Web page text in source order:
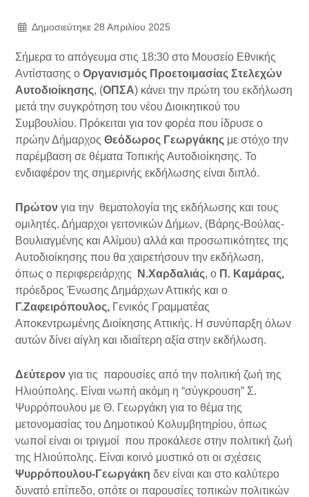
Δημοσιεύτηκε28 Απριλίου 2025
Σήμερα το απόγευμα στις 18:30 στο Μουσείο Εθνικής
Αντίστασης ο Οργανισμός Προετοιμασίας Στελεχών
Αυτοδιοίκησης, (ΟΠΣΑ) κάνει την πρώτη του εκδήλωση
μετά την συγκρότηση του νέου Διοικητικού του
Συμβουλίου. Πρόκειται για τον φορέα που ίδρυσε ο
πρώην Δήμαρχος Θεόδωρος Γεωργάκης με στόχο την
παρέμβαση σε θέματα Τοπικής Αυτοδιοίκησης. Το
ενδιαφέρον της σημερινής εκδήλωσης είναι διπλό.
Πρώτον για την θεματολογία της εκδήλωσης και τους
ομιλητές. Δήμαρχοι γειτονικών Δήμων, (Βάρης-Βούλας-
Βουλιαγμένης και Αλίμου) αλλά και προσωπικότητες της
Αυτοδιοίκησης που θα χαιρετήσουν την εκδήλωση,
όπως ο περιφερειάρχης
Ν.Χαρδαλιάς, ο Π. Καμάρας,
πρόεδρος Ένωσης Δημάρχων Αττικής και ο
Γ.Ζαφειρόπουλος, Γενικός Γραμματέας
Αποκεντρωμένης Διοίκησης Αττικής. Η συνύπαρξη όλων
αυτών δίνει αίγλη και ιδιαίτερη αξία στην εκδήλωση.
Δεύτερον για τις παρουσίες από την πολιτική ζωή της
Ηλιούπολης. Είναι νωπή ακόμη η “σύγκρουση” Σ.
Ψυρρόπουλου με Θ. Γεωργάκη για το θέμα της
μετονομασίας του Δημοτικού Κολυμβητηρίου, όπως
νωποί είναι οι τριγμοί που προκάλεσε στην πολιτική ζωή
της Ηλιούπολης. Είναι κοινό μυστικό οτι οι σχέσεις
Ψυρρόπουλου-Γεωργάκη δεν είναι και στο καλύτερο
δυνατό επίπεδο, οπότε οι παρουσίες τοπικών πολιτικών